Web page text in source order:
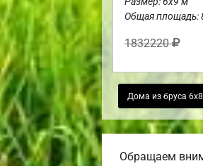
Общая площадь:
1832220
Дома из бруса 6х8
Обращаем